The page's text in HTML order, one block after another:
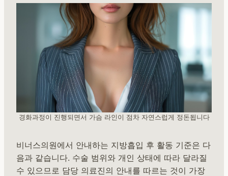
경화과정이 진행되면서 가슴 라인이 점차 자연스럽게 정돈됩니다
비너스의원에서 안내하는 지방흡입 후 활동 기준은 다
음과 같습니다. 수술 범위와 개인 상태에 따라 달라질
수 있으므로 담당 의료진의 안내를 따르는 것이 가장